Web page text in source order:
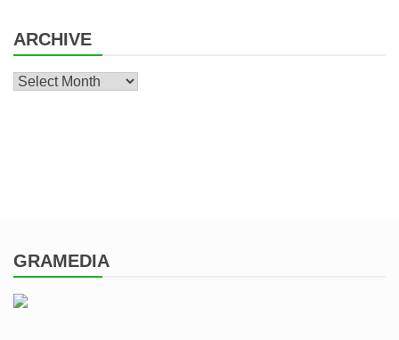
ARCHIVE
Archive
GRAMEDIA